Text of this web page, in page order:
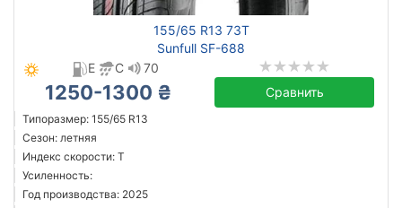
155/65 R13 73T
Sunfull SF-688
E
C 70
1250-1300 ₴ Сравнить
Типоразмер: 155/65 R13
Сезон: летняя
Индекс скорости: T
Усиленность:
Год производства: 2025